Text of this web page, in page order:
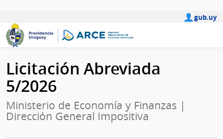
gub.uy
Licitación Abreviada
5/2026
Ministerio de Economía y Finanzas |
Dirección General Impositiva